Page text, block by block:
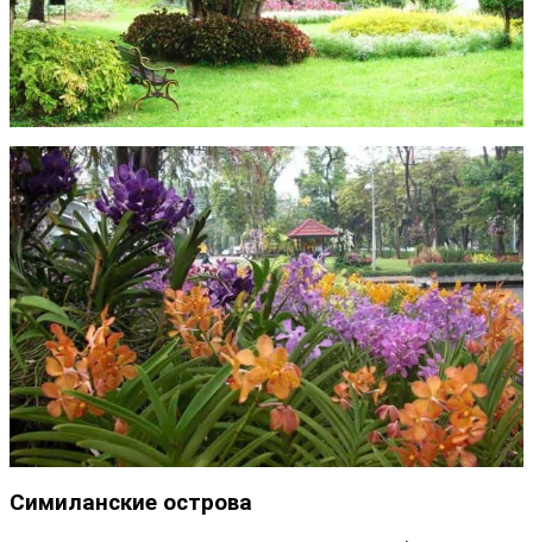
Симиланские острова